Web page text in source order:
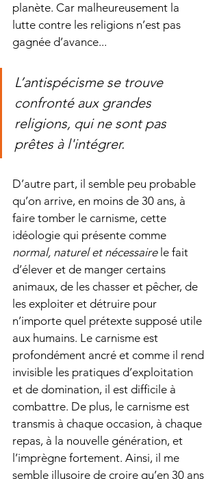
planète. Car malheureusement la
lutte contre les religions n’est pas
gagnée d’avance...
L’antispécisme se trouve
confronté aux grandes
religions, qui ne sont pas
prêtes à l'intégrer.
D’autre part, il semble peu probable
qu’on arrive, en moins de 30 ans, à
faire tomber le carnisme, cette
idéologie qui présente comme
normal, naturel et nécessaire le fait
d’élever et de manger certains
animaux, de les chasser et pêcher, de
les exploiter et détruire pour
n’importe quel prétexte supposé utile
aux humains. Le carnisme est
profondément ancré et comme il rend
invisible les pratiques d’exploitation
et de domination, il est difficile à
combattre. De plus, le carnisme est
transmis à chaque occasion, à chaque
repas, à la nouvelle génération, et
l’imprègne fortement. Ainsi, il me
semble illusoire de croire qu’en 30 ans